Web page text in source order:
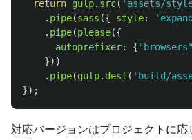
return gulp. src( ' assets/
. pipe(sass ({ style: '
. pipe(please({
autoprefixer: {" browsers"
}))
. pipe(gulp. dest ( ' build/
});
対応バージョンはプロジェクトに